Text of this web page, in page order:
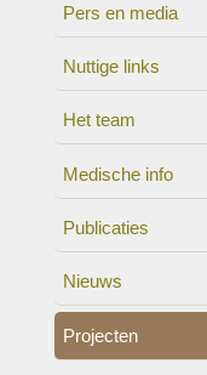
Pers en media
Nuttige links
Het team
Medische info
Publicaties
Nieuws
Projecten